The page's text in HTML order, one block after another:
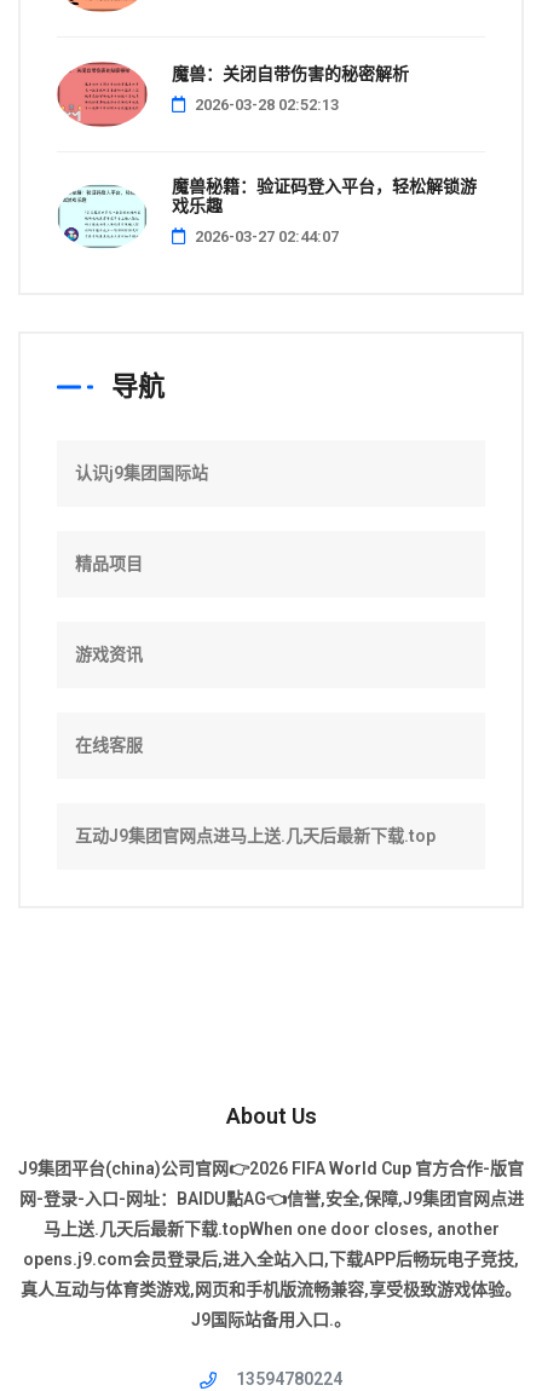
魔兽：关闭自带伤害的秘密解析
2026-03-28 02:52:13
魔兽秘籍：验证码登入平台，轻松解锁游
戏乐趣
2026-03-27 02:44:07
导航
认识j9集团国际站
精品项目
游戏资讯
在线客服
互动J9集团官网点进马上送.几天后最新下载.top
About Us
J9集团平台(china)公司官网👉2026 FIFA World Cup 官方合作-版官
网-登录-入口-网址：BAIDU點AG👈信誉,安全,保障,J9集团官网点进
马上送.几天后最新下载.topWhen one door closes, another
opens.j9.com会员登录后,进入全站入口,下载APP后畅玩电子竞技,
真人互动与体育类游戏,网页和手机版流畅兼容,享受极致游戏体验。
J9国际站备用入口.。
13594780224